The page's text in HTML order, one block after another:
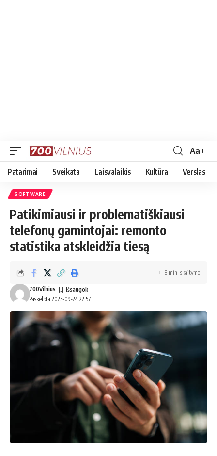
Font
Resizer
Aa
Patarimai Sveikata Laisvalaikis Kultūra Verslas
SOFTWARE
Patikimiausi ir problematiškiausi
telefonų gamintojai: remonto
statistika atskleidžia tiesą
Paskelbta 2025-09-24 22:57
700Vilnius
8 min. skaitymo